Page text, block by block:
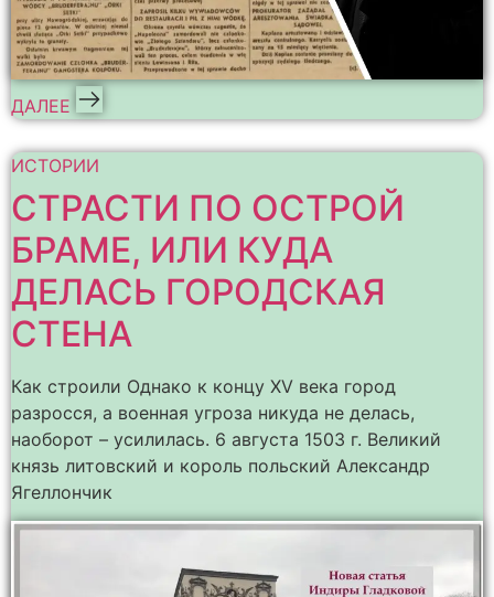
ДАЛЕЕ
ИСТОРИИ
СТРАСТИ ПО ОСТРОЙ
БРАМЕ, ИЛИ КУДА
ДЕЛАСЬ ГОРОДСКАЯ
СТЕНА
Как строили Однако к концу XV века город
разросся, а военная угроза никуда не делась,
наоборот – усилилась. 6 августа 1503 г. Великий
князь литовский и король польский Александр
Ягеллончик